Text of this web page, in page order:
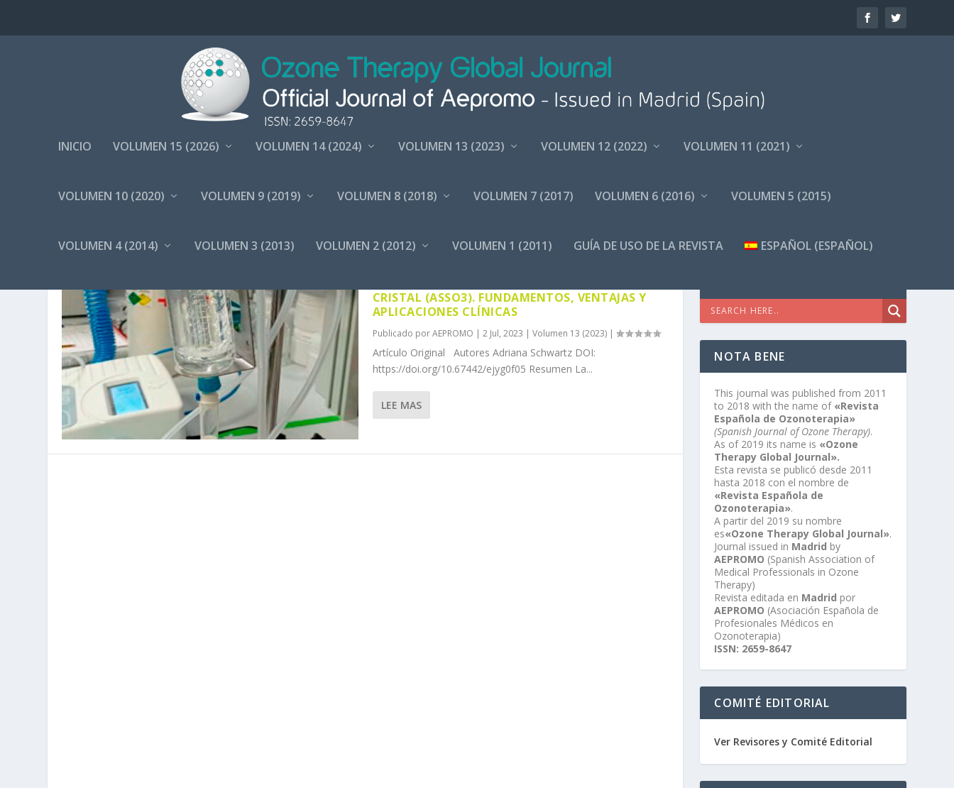
INICIO VOLUMEN 15 (2026) VOLUMEN 14 (2024) VOLUMEN 13 (2023) VOLUMEN 12 (2022) VOLUMEN 11 (2021)
VOLUMEN 10 (2020) VOLUMEN 9 (2019) VOLUMEN 8 (2018) VOLUMEN 7 (2017) VOLUMEN 6 (2016) VOLUMEN 5 (2015)
VOLUMEN 4 (2014) VOLUMEN 3 (2013) VOLUMEN 2 (2012) VOLUMEN 1 (2011) GUÍA DE USO DE LA REVISTA ESPAÑOL (ESPAÑOL)
CRISTAL (ASSO3). FUNDAMENTOS, VENTAJAS Y
APLICACIONES CLÍNICAS
Publicado porAEPROMO | 2 Jul, 2023 | Volumen 13 (2023)|
Artículo Original Autores Adriana Schwartz DOI:
https://doi.org/10.67442/ejyg0f05 Resumen La...
LEE MAS
NOTA BENE
This journal was published from 2011
to 2018 with the name of «Revista
Española de Ozonoterapia»
(Spanish Journal of Ozone Therapy).
As of 2019 its name is «Ozone
Therapy Global Journal».
Esta revista se publicó desde 2011
hasta 2018 con el nombre de
«Revista Española de
Ozonoterapia».
A partir del 2019 su nombre
es«Ozone Therapy Global Journal».
Journal issued in Madrid by
AEPROMO (Spanish Association of
Medical Professionals in Ozone
Therapy)
Revista editada en Madrid por
AEPROMO (Asociación Española de
Profesionales Médicos en
Ozonoterapia)
ISSN: 2659-8647
COMITÉ EDITORIAL
Ver Revisores y Comité Editorial